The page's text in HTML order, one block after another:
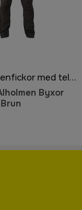
Praktiska benfickor med telefonficka
Byxor